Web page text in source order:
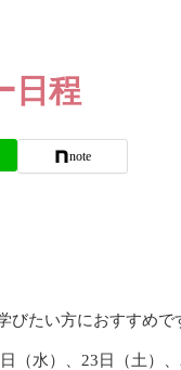
日程
note
びたい方におすすめで
（水）、23日（土）